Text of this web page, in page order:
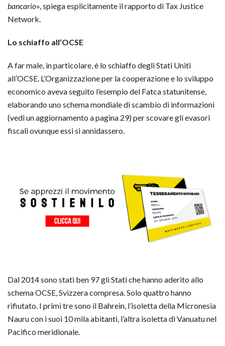
bancario», spiega esplicitamente il rapporto di Tax Justice
Network.
Lo schiaffo all’OCSE
A far male, in particolare, è lo schiaffo degli Stati Uniti
all’OCSE. L’Organizzazione per la cooperazione e lo sviluppo
economico aveva seguito l’esempio del Fatca statunitense,
elaborando uno schema mondiale di scambio di informazioni
(vedi un aggiornamento a pagina 29) per scovare gli evasori
fiscali ovunque essi si annidassero.
Dal 2014 sono stati ben 97 gli Stati che hanno aderito allo
schema OCSE, Svizzera compresa. Solo quattro hanno
rifiutato. I primi tre sono il Bahrein, l’isoletta della Micronesia
Nauru con i suoi 10 mila abitanti, l’altra isoletta di Vanuatu nel
Pacifico meridionale.